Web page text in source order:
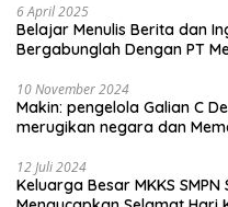
6 April 2025
Belajar Menulis Berita dan
Bergabunglah Dengan PT
10 November 2024
Makin: pengelola Galian C
merugikan negara dan
12 Juli 2024
Keluarga Besar MKKS